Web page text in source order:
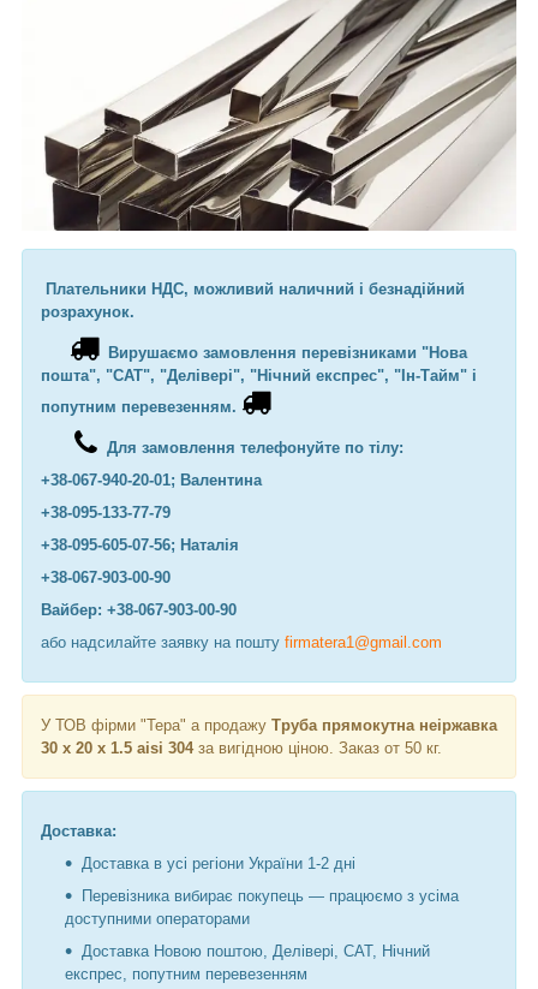
Плательники НДС, можливий наличний і безнадійний
розрахунок.
Вирушаємо замовлення перевізниками "Нова
пошта", "САТ", "Делівері", "Нічний експрес", "Ін-Тайм" і
попутним перевезенням.
Для замовлення телефонуйте по тілу:
+38-067-940-20-01; Валентина
+38-095-133-77-79
+38-095-605-07-56; Наталія
+38-067-903-00-90
Вайбер: +38-067-903-00-90
або надсилайте заявку на пошту firmatera1@gmail.com
У ТОВ фірми "Тера" а продажу Труба прямокутна неіржавка
30 х 20 х 1.5 aisi 304 за вигідною ціною. Заказ от 50 кг.
Доставка:
Доставка в усі регіони України 1-2 дні
Перевізника вибирає покупець — працюємо з усіма
доступними операторами
Доставка Новою поштою, Делівері, САТ, Нічний
експрес, попутним перевезенням